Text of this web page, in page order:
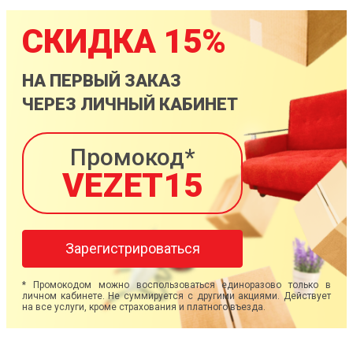
СКИДКА 15%
НА ПЕРВЫЙ ЗАКАЗ
ЧЕРЕЗ ЛИЧНЫЙ КАБИНЕТ
Промокод*
VEZET15
Зарегистрироваться
* Промокодом можно воспользоваться единоразово только в
личном кабинете. Не суммируется с другими акциями. Действует
на все услуги, кроме страхования и платного въезда.